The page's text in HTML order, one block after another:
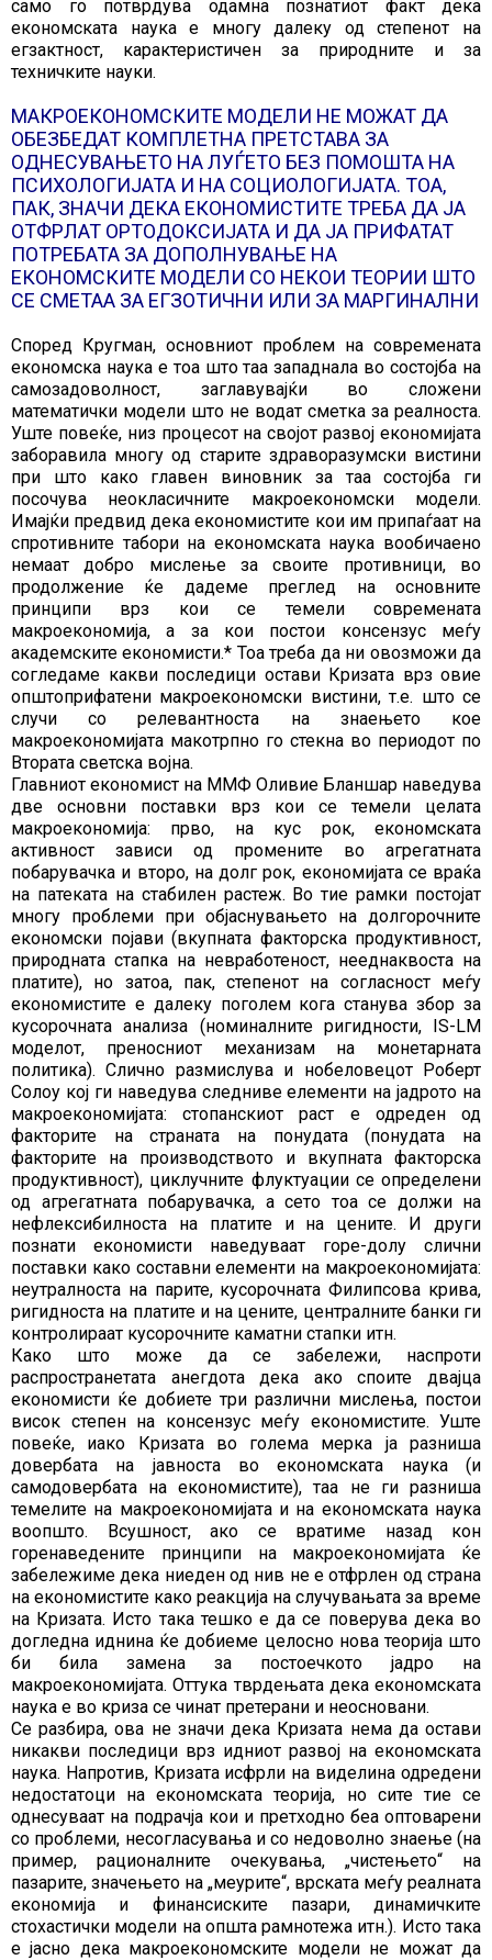
само го потврдува одамна познатиот факт дека
економската наука е многу далеку од степенот на
егзактност, карактеристичен за природните и за
техничките науки.
МАКРОЕКОНОМСКИТЕ МОДЕЛИ НЕ МОЖАТ ДА
ОБЕЗБЕДАТ КОМПЛЕТНА ПРЕТСТАВА ЗА
ОДНЕСУВАЊЕТО НА ЛУЃЕТО БЕЗ ПОМОШТА НА
ПСИХОЛОГИЈАТА И НА СОЦИОЛОГИЈАТА. ТОА,
ПАК, ЗНАЧИ ДЕКА ЕКОНОМИСТИТЕ ТРЕБА ДА ЈА
ОТФРЛАТ ОРТОДОКСИЈАТА И ДА ЈА ПРИФАТАТ
ПОТРЕБАТА ЗА ДОПОЛНУВАЊЕ НА
ЕКОНОМСКИТЕ МОДЕЛИ СО НЕКОИ ТЕОРИИ ШТО
СЕ СМЕТАА ЗА ЕГЗОТИЧНИ ИЛИ ЗА МАРГИНАЛНИ
Според Кругман, основниот проблем на современата
економска наука е тоа што таа западнала во состојба на
самозадоволност, заглавувајќи во сложени
математички модели што не водат сметка за реалноста.
Уште повеќе, низ процесот на својот развој економијата
заборавила многу од старите здраворазумски вистини
при што како главен виновник за таа состојба ги
посочува неокласичните макроекономски модели.
Имајќи предвид дека економистите кои им припаѓаат на
спротивните табори на економската наука вообичаено
немаат добро мислење за своите противници, во
продолжение ќе дадеме преглед на основните
принципи врз кои се темели современата
макроекономија, а за кои постои консензус меѓу
академските економисти.* Тоа треба да ни овозможи да
согледаме какви последици остави Кризата врз овие
општоприфатени макроекономски вистини, т.е. што се
случи со релевантноста на знаењето кое
макроекономијата макотрпно го стекна во периодот по
Втората светска војна.
Главниот економист на ММФ Оливие Бланшар наведува
две основни поставки врз кои се темели целата
макроекономија: прво, на кус рок, економската
активност зависи од промените во агрегатната
побарувачка и второ, на долг рок, економијата се враќа
на патеката на стабилен растеж. Во тие рамки постојат
многу проблеми при објаснувањето на долгорочните
економски појави (вкупната факторска продуктивност,
природната стапка на невработеност, нееднаквоста на
платите), но затоа, пак, степенот на согласност меѓу
економистите е далеку поголем кога станува збор за
кусорочната анализа (номиналните ригидности, IS-LM
моделот, преносниот механизам на монетарната
политика). Слично размислува и нобеловецот Роберт
Солоу кој ги наведува следниве елементи на јадрото на
макроекономијата: стопанскиот раст е одреден од
факторите на страната на понудата (понудата на
факторите на производството и вкупната факторска
продуктивност), циклучните флуктуации се определени
од агрегатната побарувачка, а сето тоа се должи на
нефлексибилноста на платите и на цените. И други
познати економисти наведуваат горе-долу слични
поставки како составни елементи на макроекономијата:
неутралноста на парите, кусорочната Филипсова крива,
ригидноста на платите и на цените, централните банки ги
контролираат кусорочните каматни стапки итн.
Како што може да се забележи, наспроти
распространетата анегдота дека ако споите двајца
економисти ќе добиете три различни мислења, постои
висок степен на консензус меѓу економистите. Уште
повеќе, иако Кризата во голема мерка ја разниша
довербата на јавноста во економската наука (и
самодовербата на економистите), таа не ги разниша
темелите на макроекономијата и на економската наука
воопшто. Всушност, ако се вратиме назад кон
горенаведените принципи на макроекономијата ќе
забележиме дека ниеден од нив не е отфрлен од страна
на економистите како реакција на случувањата за време
на Кризата. Исто така тешко е да се поверува дека во
догледна иднина ќе добиеме целосно нова теорија што
би била замена за постоечкото јадро на
макроекономијата. Оттука тврдењата дека економската
наука е во криза се чинат претерани и неосновани.
Се разбира, ова не значи дека Кризата нема да остави
никакви последици врз идниот развој на економската
наука. Напротив, Кризата исфрли на виделина одредени
недостатоци на економската теорија, но сите тие се
однесуваат на подрачја кои и претходно беа оптоварени
со проблеми, несогласувања и со недоволно знаење (на
пример, рационалните очекувања, „чистењето“ на
пазарите, значењето на „меурите“, врската меѓу реалната
економија и финансиските пазари, динамичките
стохастички модели на општа рамнотежа итн.). Исто така
е јасно дека макроекономските модели не можат да